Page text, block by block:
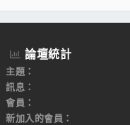
論壇統計
主題
訊息
會員
新加入的會員